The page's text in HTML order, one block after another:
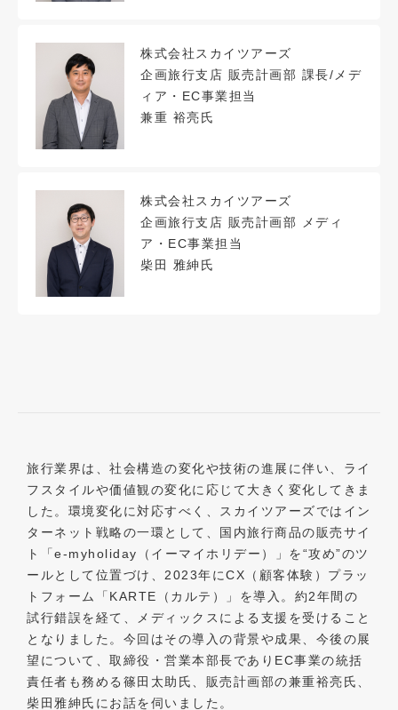
株式会社スカイツアーズ
企画旅行支店 販売計画部 課長/メデ
ィア・EC事業担当
兼重 裕亮氏
株式会社スカイツアーズ
企画旅行支店 販売計画部 メディ
ア・EC事業担当
柴田 雅紳氏
旅行業界は、社会構造の変化や技術の進展に伴い、ライ
フスタイルや価値観の変化に応じて大きく変化してきま
した。環境変化に対応すべく、スカイツアーズではイン
ターネット戦略の一環として、国内旅行商品の販売サイ
ト「e-myholiday（イーマイホリデー）」を“攻め”のツ
ールとして位置づけ、2023年にCX（顧客体験）プラッ
トフォーム「KARTE（カルテ）」を導入。約2年間の
試行錯誤を経て、メディックスによる支援を受けること
となりました。今回はその導入の背景や成果、今後の展
望について、取締役・営業本部長でありEC事業の統括
責任者も務める篠田太助氏、販売計画部の兼重裕亮氏、
柴田雅紳氏にお話を伺いました。